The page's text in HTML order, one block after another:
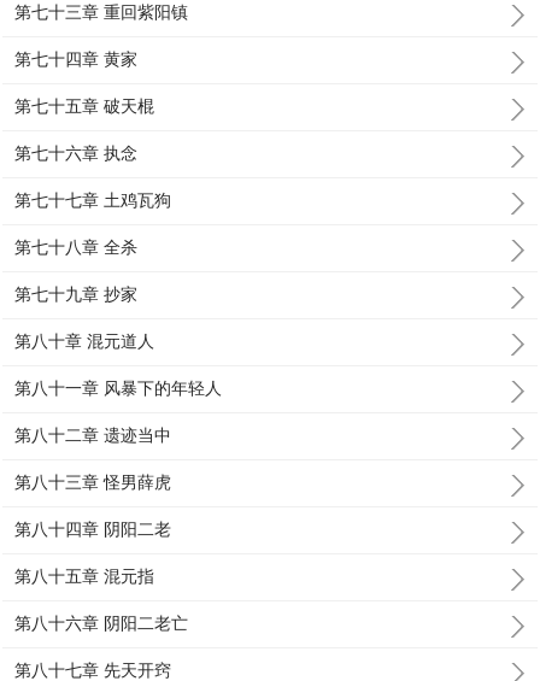
第七十三章 重回紫阳镇
第七十四章 黄家
第七十五章 破天棍
第七十六章 执念
第七十七章 土鸡瓦狗
第七十八章 全杀
第七十九章 抄家
第八十章 混元道人
第八十一章 风暴下的年轻人
第八十二章 遗迹当中
第八十三章 怪男薛虎
第八十四章 阴阳二老
第八十五章 混元指
第八十六章 阴阳二老亡
第八十七章 先天开窍